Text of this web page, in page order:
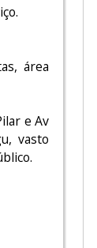
área
e Av
vasto